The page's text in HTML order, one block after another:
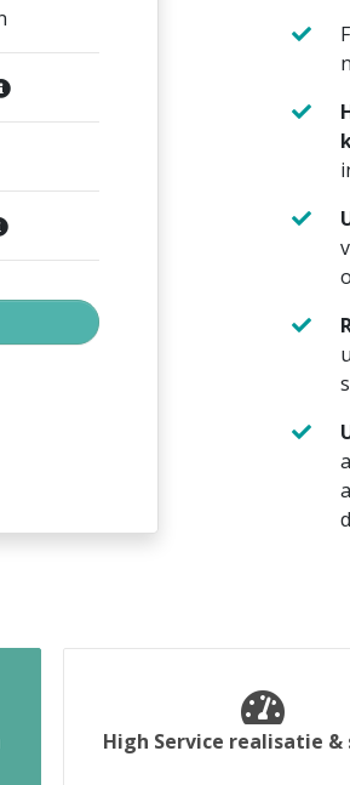
High Service realisatie &